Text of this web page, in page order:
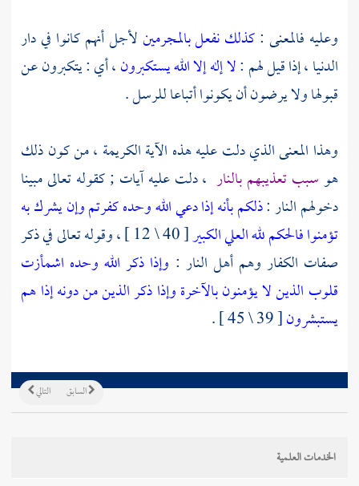
وعليه فالمعنى :كذلك نفعل بالمجرمينلأجل أنهم كانوا في دار
الدنيا ، إذا قيل لهم :لا إله إلا الله يستكبرون، أي : يتكبرون عن
قبولها ولا يرضون أن يكونوا أتباعا للرسل .
وهذا المعنى الذي دلت عليه هذه الآية الكريمة ، من كون ذلك
هوسبب تعذيبهم بالنار ، دلت عليه آيات ; كقوله تعالى مبينا
دخولهم النار :ذلكم بأنه إذا دعي الله وحده كفرتم وإن يشرك به
تؤمنوا فالحكم لله العلي الكبير
[ 40 \ 12 ] ، وقوله تعالى في ذكر
صفات الكفار وهم أهل النار : وإذا ذكر الله وحده اشمأزت
قلوب الذين لا يؤمنون بالآخرة وإذا ذكر الذين من دونه إذا هم
يستبشرون[ 39 \ 45 ] .
التالي السابق
الخدمات العلمية